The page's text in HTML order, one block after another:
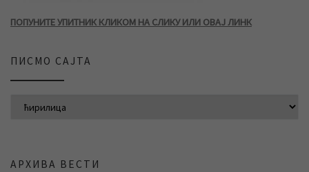
ПОПУНИТЕ УПИТНИК КЛИКОМ НА СЛИКУ ИЛИ ОВАЈ ЛИНК
ПИСМО САЈТА
АРХИВА ВЕСТИ